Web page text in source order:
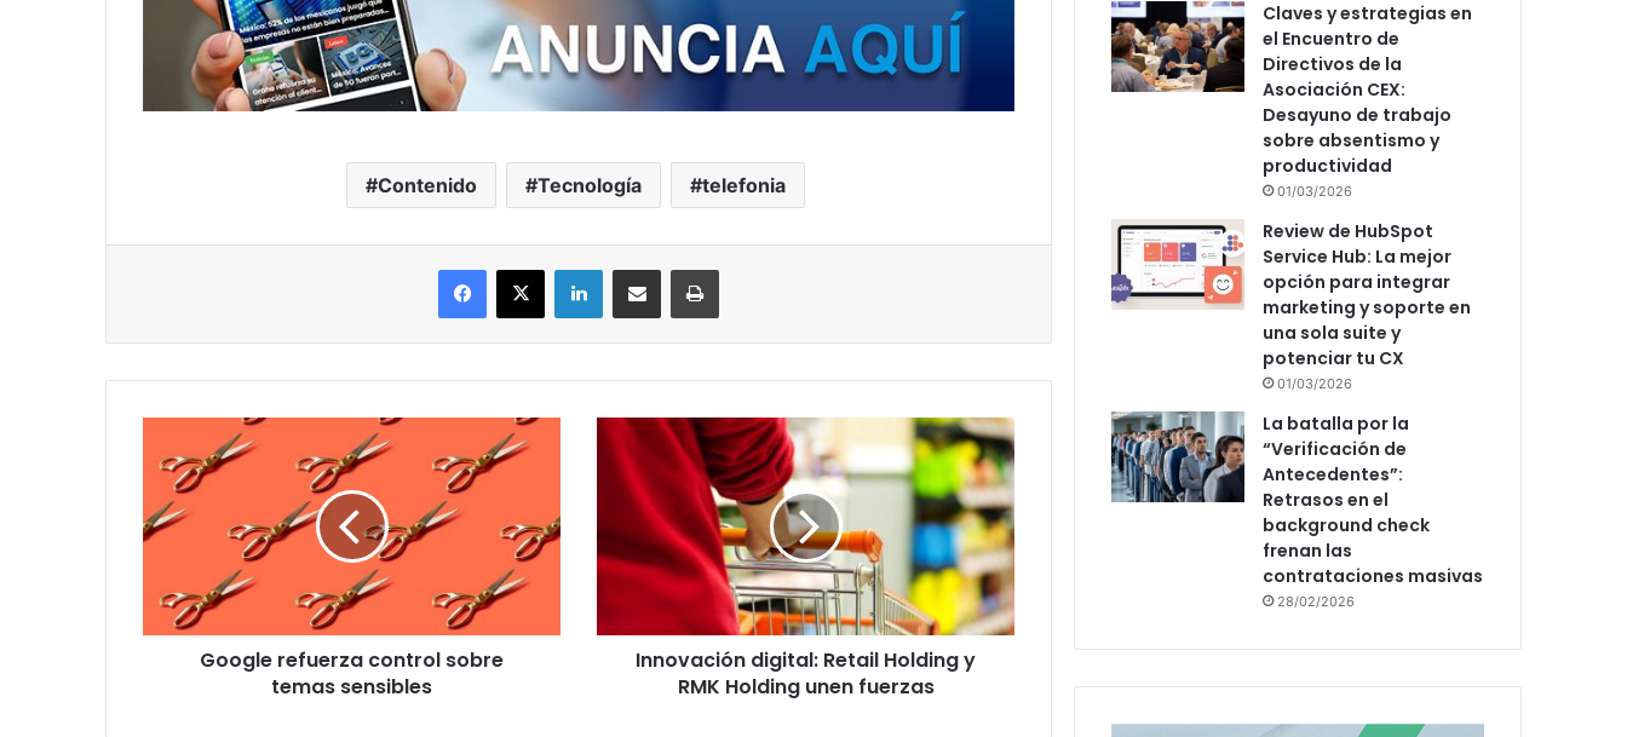
Contenido Tecnología telefonia
Facebook
X LinkedInCompartir por correo electrónicoImprimir
refuerza
control
sobre
temas
Google refuerza control sobre
temas sensibles
Innovación
digital:
Retail
Holding
y
RMK
Holding
fuerzas
Innovación digital: Retail Holding y
RMK Holding unen fuerzas
Claves y estrategias en
el Encuentro de
Directivos de la
Asociación CEX:
Desayuno de trabajo
sobre absentismo y
productividad
01/03/2026
Review de HubSpot
Service Hub: La mejor
opción para integrar
marketing y soporte en
una sola suite y
potenciar tu CX
01/03/2026
La batalla por la
“Verificación de
Antecedentes”:
Retrasos en el
background check
frenan las
contrataciones masivas
28/02/2026